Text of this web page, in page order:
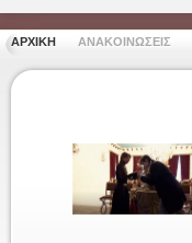
ΑΡΧΙΚΗ ΑΝΑΚΟΙΝΩΣΕΙΣ